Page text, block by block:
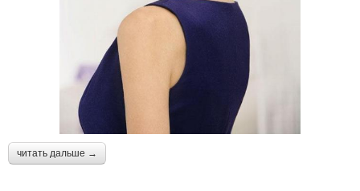
читать дальше →